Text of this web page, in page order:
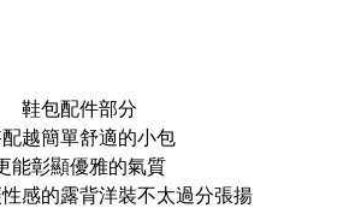
鞋包配件部分
越簡單舒適的小包
能彰顯優雅的氣質
感的露背洋裝不太過分張揚